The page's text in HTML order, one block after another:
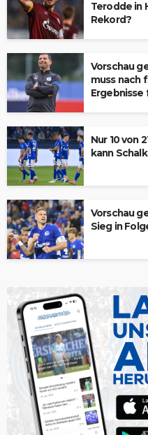
Terodde in
Rekord?
Vorschau
muss nach
Ergebnisse
Nur 10 von
kann
Vorschau
Sieg in